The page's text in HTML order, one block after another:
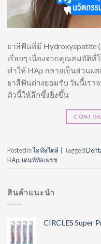
ยาสีฟันที่มี Hydroxyapatite
เรื่อยๆ เนื่องจากคุณสมบัติ
ทำให้ HAp กลายเป็นส่วน
ยาสีฟันต่างยอมรับ วันนี้เร
ตัวนี้ให้ลึกซึ้งยิ่งขึ้น
Posted inไลฟ์สไตล์ | Tagged
HAp, เดนท์ทัลเฟรช
สินค้าแนะนำ
CIRCLES Super